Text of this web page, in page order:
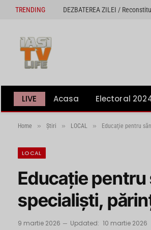
TRENDING DEZBATEREA ZILEI /
LIVE Acasa Electoral
Home » Știri » LOCAL » Educaţie pentru
LOCAL
Educaţie pentru
specialişti,
9 martie 2026 Updated: 10 martie 2026